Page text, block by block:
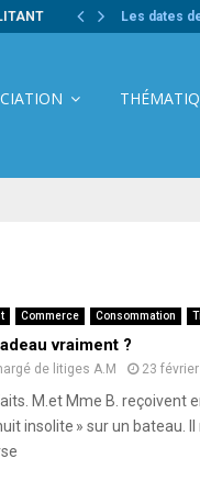
Les dates
Commerce Consommation
vraiment ?
de litiges A.M 23
M.et Mme B.
insolite » sur un bateau.